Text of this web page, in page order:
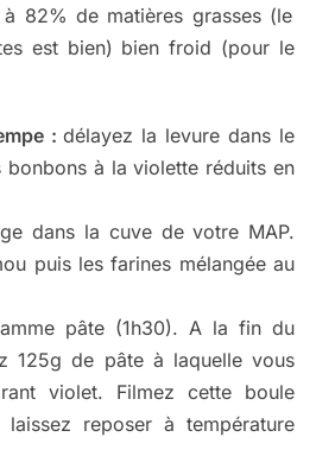
82% de matières grasses (le
est bien) bien froid (pour le
:délayez la levure dans le
bonbons à la violette réduits en
dans la cuve de votre MAP.
puis les farines mélangée au
pâte (1h30). A la fin du
125g de pâte à laquelle vous
violet. Filmez cette boule
reposer à température